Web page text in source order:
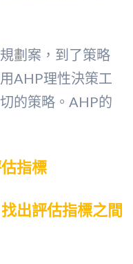
劃案，到了策略
AHP理性決策工
的策略。AHP的
指標
出評估指標之間